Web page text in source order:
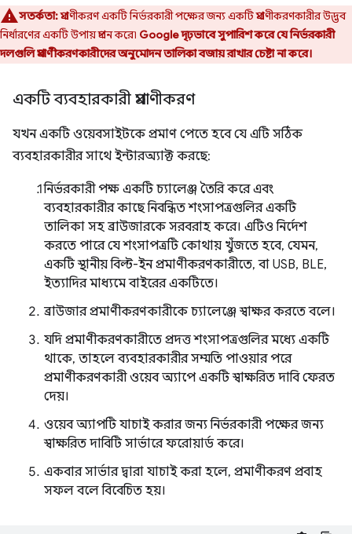
সতর্কতা:প্রমাণীকরণ একটি নির্ভরকারী পক্ষের জন্য একটি প্রমাণীকরণকারীর উদ্ভব
নির্ধারণের একটি উপায় প্রদান করে৷ Google দৃঢ়ভাবে সুপারিশ করে যে নির্ভরকারী
দলগুলি প্রমাণীকরণকারীদের অনুমোদন তালিকা বজায় রাখার চেষ্টা না করে।
একটি ব্যবহারকারী প্রমাণীকরণ
যখন একটি ওয়েবসাইটকে প্রমাণ পেতে হবে যে এটি সঠিক
ব্যবহারকারীর সাথে ইন্টারঅ্যাক্ট করছে:
নির্ভরকারী পক্ষ একটি চ্যালেঞ্জ তৈরি করে এবং
ব্যবহারকারীর কাছে নিবন্ধিত শংসাপত্রগুলির একটি
তালিকা সহ ব্রাউজারকে সরবরাহ করে। এটিও নির্দেশ
করতে পারে যে শংসাপত্রটি কোথায় খুঁজতে হবে, যেমন,
একটি স্থানীয় বিল্ট-ইন প্রমাণীকরণকারীতে, বা USB, BLE,
ইত্যাদির মাধ্যমে বাইরের একটিতে।
ব্রাউজার প্রমাণীকরণকারীকে চ্যালেঞ্জে স্বাক্ষর করতে বলে।
যদি প্রমাণীকরণকারীতে প্রদত্ত শংসাপত্রগুলির মধ্যে একটি
থাকে, তাহলে ব্যবহারকারীর সম্মতি পাওয়ার পরে
প্রমাণীকরণকারী ওয়েব অ্যাপে একটি স্বাক্ষরিত দাবি ফেরত
দেয়।
ওয়েব অ্যাপটি যাচাই করার জন্য নির্ভরকারী পক্ষের জন্য
স্বাক্ষরিত দাবিটি সার্ভারে ফরোয়ার্ড করে।
একবার সার্ভার দ্বারা যাচাই করা হলে, প্রমাণীকরণ প্রবাহ
সফল বলে বিবেচিত হয়।